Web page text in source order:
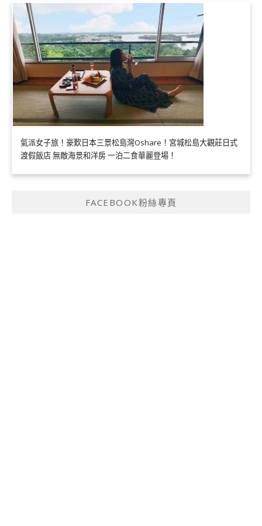
氣派女子旅！豪歎日本三景松島灣Oshare！宮城松島大觀莊日式
渡假飯店 無敵海景和洋房 一泊二食華麗登場！
FACEBOOK粉絲專頁